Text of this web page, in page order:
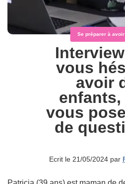
Se préparer à avoir
vous
avoir
vous
de
Ecrit le 21/05/2024 par